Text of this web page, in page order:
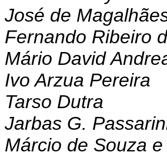
José de
Fernando Ribeiro
Mário David
Ivo Arzua Pereira
Tarso Dutra
Jarbas G.
Márcio de Souza